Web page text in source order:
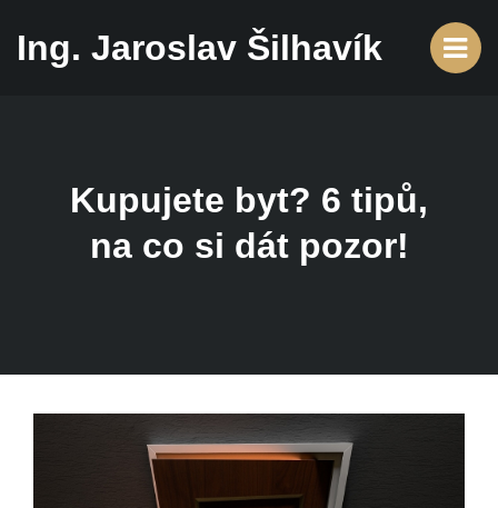
Ing. Jaroslav Šilhavík
Kupujete byt? 6 tipů,
na co si dát pozor!